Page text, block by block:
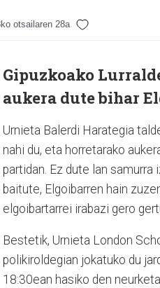
otsailaren 28a
Gipuzkoako
aukera dute bihar
Urnieta Balerdi Harategia
nahi du, eta horretarako
partidan. Ez dute lan
baitute, Elgoibarren hain
elgoibartarrei irabazi gero
Bestetik, Urnieta London
polikiroldegian jokatuko du
18:30ean hasiko den